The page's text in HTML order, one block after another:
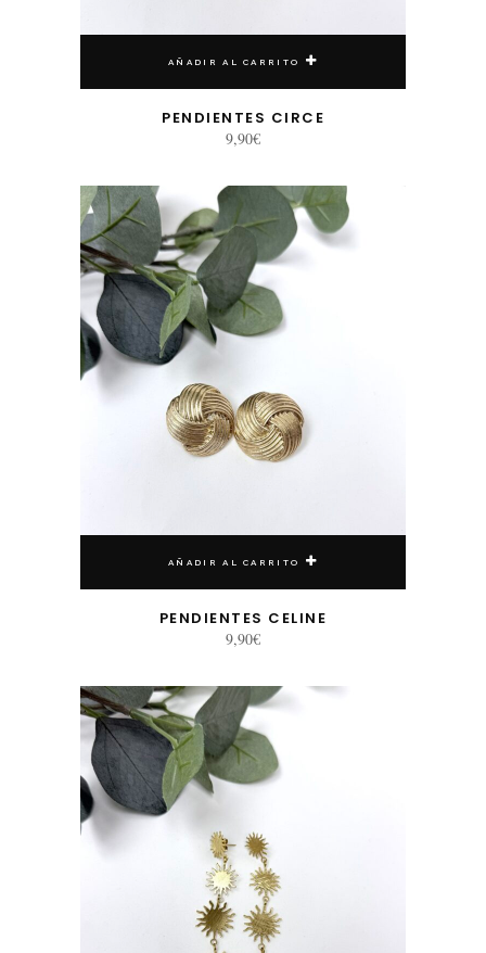
AÑADIR AL CARRITO
PENDIENTES CIRCE
9,90€
AÑADIR AL CARRITO
PENDIENTES CELINE
9,90€